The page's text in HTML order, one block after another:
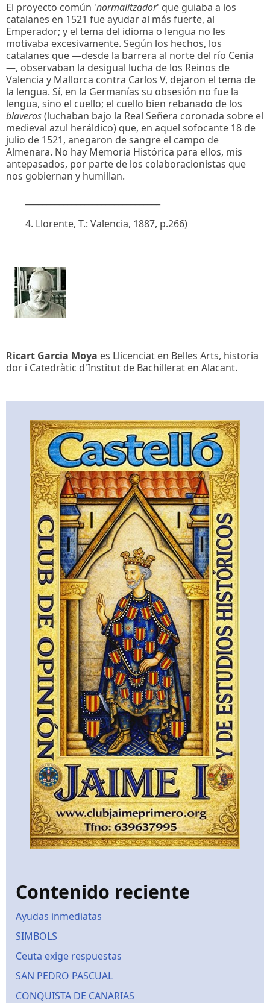
El proyecto común 'normalitzador' que guiaba a los
catalanes en 1521 fue ayudar al más fuerte, al
Emperador; y el tema del idioma o lengua no les
motivaba excesivamente. Según los hechos, los
catalanes que —desde la barrera al norte del río Cenia
—, observaban la desigual lucha de los Reinos de
Valencia y Mallorca contra Carlos V, dejaron el tema de
la lengua. Sí, en la Germanías su obsesión no fue la
lengua, sino el cuello; el cuello bien rebanado de los
blaveros(luchaban bajo la Real Señera coronada sobre el
medieval azul heráldico) que, en aquel sofocante 18 de
julio de 1521, anegaron de sangre el campo de
Almenara. No hay Memoria Histórica para ellos, mis
antepasados, por parte de los colaboracionistas que
nos gobiernan y humillan.
4. Llorente, T.: Valencia, 1887, p.266)
Ricart Garcia Moya es Llicenciat en Belles Arts, historia
dor i Catedràtic d'Institut de Bachillerat en Alacant.
Contenido reciente
Ayudas inmediatas
SIMBOLS
Ceuta exige respuestas
SAN PEDRO PASCUAL
CONQUISTA DE CANARIAS